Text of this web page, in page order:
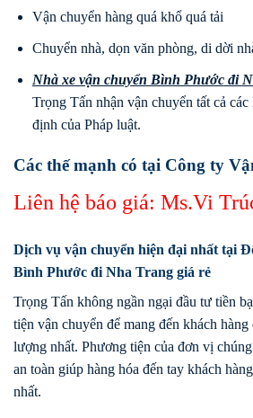
Vận chuyển hàng quá khổ quá tải
Chuyển nhà, dọn văn phòng, di dời
Nhà xe vận chuyển Bình Phướcđi
Trọng Tấn nhận vận chuyển tất cả
định của Pháp luật.
Các thế mạnh có tại Công ty
Liên hệ báo giá: Ms.Vi
Dịch vụ vận chuyển hiện đại nhất tại
Bình Phước đi Nha Trang giá rẻ
Trọng Tấn không ngần ngại đầu tư tiền
tiện vận chuyển để mang đến khách
lượng nhất. Phương tiện của đơn vị
an toàn giúp hàng hóa đến tay khách
nhất.